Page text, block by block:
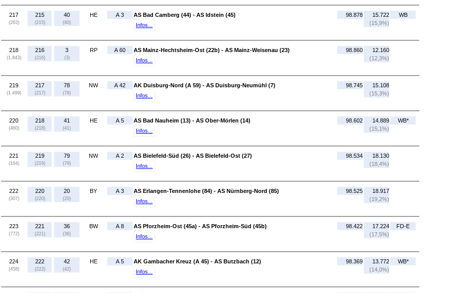
217
(263)
215
(215)
40
(40)
HE A 3
AS Bad Camberg (44) - AS Idstein (45)
Infos...
98.878
15.722
(15,9%)
WB
218
(1.843)
216
(216)
3
(3)
RP A 60
AS Mainz-Hechtsheim-Ost (22b) - AS Mainz-Weisenau (23)
Infos...
98.860
12.160
(12,3%)
219
(1.499)
217
(217)
78
(78)
NW A 42
AK Duisburg-Nord (A 59) - AS Duisburg-Neumühl (7)
Infos...
98.745
15.108
(15,3%)
220
(460)
218
(218)
41
(41)
HE A 5
AS Bad Nauheim (13) - AS Ober-Mörlen (14)
Infos...
98.602
14.889
(15,1%)
WB*
221
(164)
219
(219)
79
(79)
NW A 2
AS Bielefeld-Süd (26) - AS Bielefeld-Ost (27)
Infos...
98.534
18.130
(18,4%)
222
(307)
220
(220)
20
(20)
BY A 3
AS Erlangen-Tennenlohe (84) - AS Nürnberg-Nord (85)
Infos...
98.525
18.917
(19,2%)
223
(772)
221
(221)
36
(36)
BW A 8
AS Pforzheim-Ost (45a) - AS Pforzheim-Süd (45b)
Infos...
98.422
17.224
(17,5%)
FD-E
224
(458)
222
(222)
42
(42)
HE A 5
AK Gambacher Kreuz (A 45) - AS Butzbach (12)
Infos...
98.369
13.772
(14,0%)
WB*